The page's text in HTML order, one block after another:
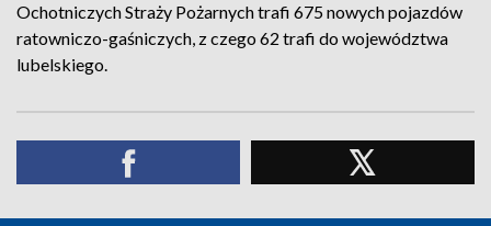
Ochotniczych Straży Pożarnych trafi 675 nowych pojazdów
ratowniczo-gaśniczych, z czego 62 trafi do województwa
lubelskiego.